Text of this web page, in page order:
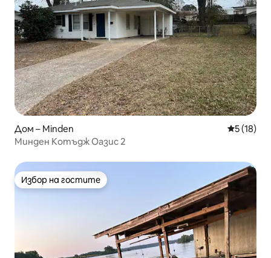
Дом – Minden Средна
5 (18)
Минден Котъдж Оазис 2
Избор на гостите
Избор на гостите